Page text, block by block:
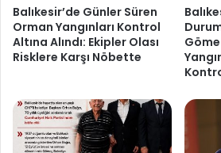
Balıkesir’de Günler Süren
Orman Yangınları Kontrol
Altına Alındı: Ekipler Olası
Risklere Karşı Nöbette